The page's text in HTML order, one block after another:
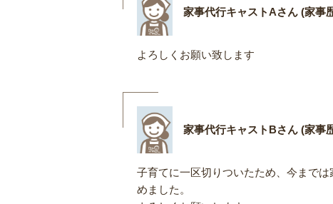
家事代行キャストAさん (家事
よろしくお願い致します
家事代行キャストBさん (家事
子育てに一区切りついたため、今まで
めました。